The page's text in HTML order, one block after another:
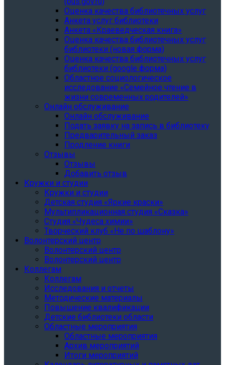
Оценка качества библиотечных услуг
Анкета услуг библиотеки
Анкета «Краеведческая книга»
Oценка качества библиотечных услуг
библиотеки (новая форма)
Oценка качества библиотечных услуг
библиотеки (google форма)
Областное социологическое
исследование «Семейное чтение в
жизни современных родителей»
Онлайн обслуживание
Онлайн обслуживание
Подать заявку на запись в библиотеку
Предварительный заказ
Продление книги
Отзывы
Отзывы
Добавить отзыв
Кружки и студии
Кружки и студии
Детская студия «Яркие краски»
Мультипликационная студия «Сказка»
Студия «Чудеса химии»
Творческий клуб «Не по шаблону»
Волонтерский центр
Волонтерский центр
Волонтерский центр
Коллегам
Коллегам
Исследования и отчеты
Методические материалы
Повышение квалификации
Детские библиотеки области
Областные мероприятия
Областные мероприятия
Архив мероприятий
Итоги мероприятий